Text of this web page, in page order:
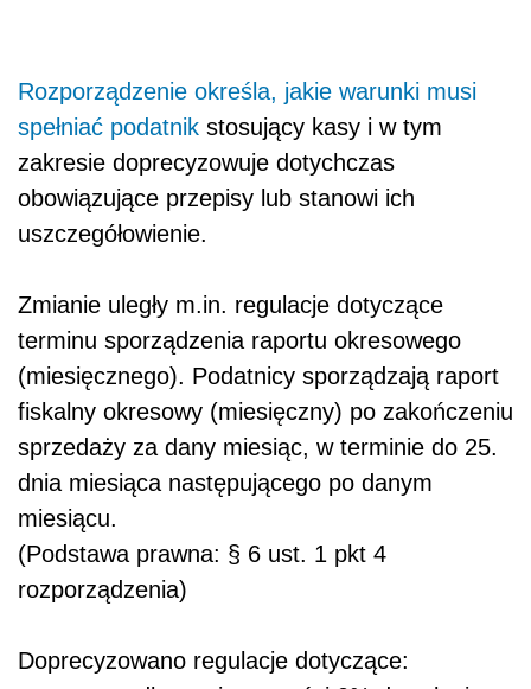
Rozporządzenie określa, jakie warunki musi
spełniać podatnik stosujący kasy i w tym
zakresie doprecyzowuje dotychczas
obowiązujące przepisy lub stanowi ich
uszczegółowienie.
Zmianie uległy m.in. regulacje dotyczące
terminu sporządzenia raportu okresowego
(miesięcznego). Podatnicy sporządzają raport
fiskalny okresowy (miesięczny) po zakończeniu
sprzedaży za dany miesiąc, w terminie do 25.
dnia miesiąca następującego po danym
miesiącu.
(Podstawa prawna: § 6 ust. 1 pkt 4
rozporządzenia)
Doprecyzowano regulacje dotyczące: